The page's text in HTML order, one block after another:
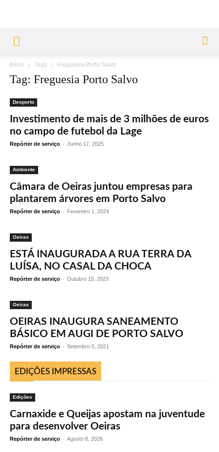
Início Tags Freguesia Porto Salvo
Tag: Freguesia Porto Salvo
Desporto
Investimento de mais de 3 milhões de euros
no campo de futebol da Lage
Repórter de serviço - Junho 17, 2025
Ambiente
Câmara de Oeiras juntou empresas para
plantarem árvores em Porto Salvo
Repórter de serviço - Fevereiro 1, 2024
Oeiras
ESTÁ INAUGURADA A RUA TERRA DA
LUÍSA, NO CASAL DA CHOCA
Repórter de serviço - Outubro 15, 2023
Oeiras
OEIRAS INAUGURA SANEAMENTO
BÁSICO EM AUGI DE PORTO SALVO
Repórter de serviço - Setembro 5, 2021
EDIÇÕES IMPRESSAS
Edições
Carnaxide e Queijas apostam na juventude
para desenvolver Oeiras
Repórter de serviço - Agosto 8, 2026